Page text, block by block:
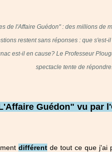
de l'Affaire Guédon" : des millions de
restent sans réponses : que
est-il en cause? Le Professeur
spectacle tente de répondre...
Guédon" vu par
différentde tout ce que j'ai